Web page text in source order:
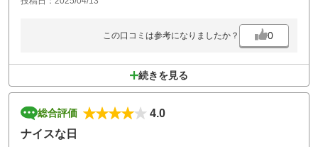
この口コミは参考になりましたか？ 0
続きを見る
総合評価
4.0
ナイスな日